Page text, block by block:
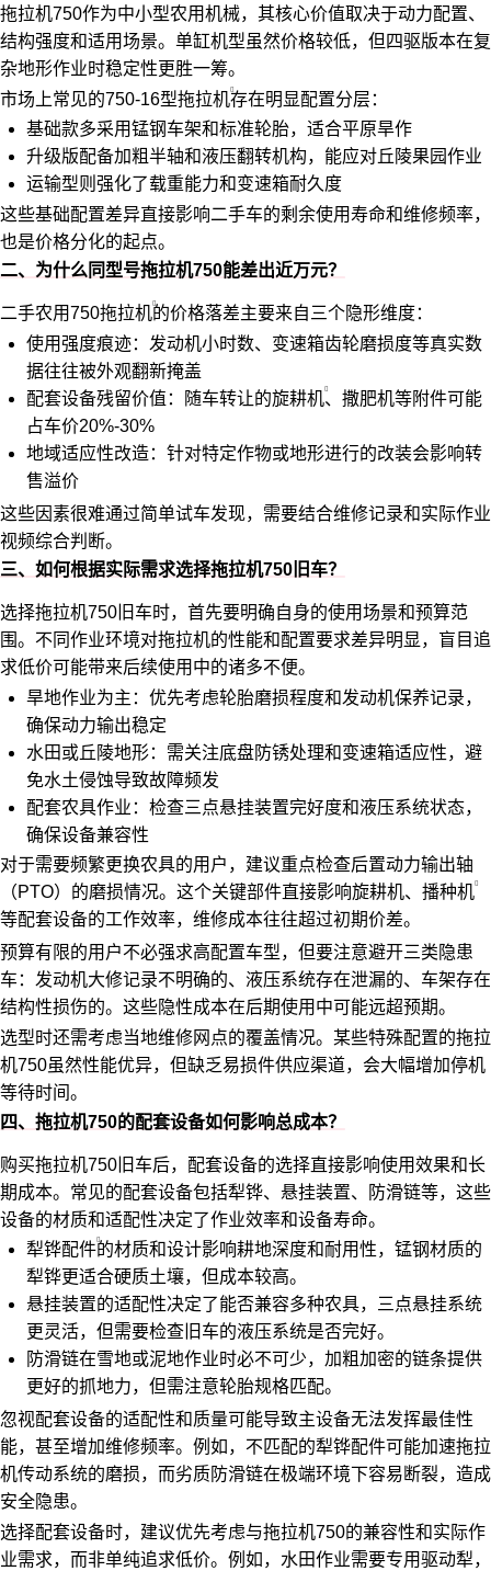
拖拉机750作为中小型农用机械，其核心价值取决于动力配置、
结构强度和适用场景。单缸机型虽然价格较低，但四驱版本在复
杂地形作业时稳定性更胜一筹。
市场上常见的750-16型拖拉机存在明显配置分层：
基础款多采用锰钢车架和标准轮胎，适合平原旱作
升级版配备加粗半轴和液压翻转机构，能应对丘陵果园作业
运输型则强化了载重能力和变速箱耐久度
这些基础配置差异直接影响二手车的剩余使用寿命和维修频率，
也是价格分化的起点。
二、为什么同型号拖拉机750能差出近万元？
二手农用750拖拉机的价格落差主要来自三个隐形维度：
使用强度痕迹：发动机小时数、变速箱齿轮磨损度等真实数
据往往被外观翻新掩盖
配套设备残留价值：随车转让的旋耕机、撒肥机等附件可能
占车价20%-30%
地域适应性改造：针对特定作物或地形进行的改装会影响转
售溢价
这些因素很难通过简单试车发现，需要结合维修记录和实际作业
视频综合判断。
三、如何根据实际需求选择拖拉机750旧车？
选择拖拉机750旧车时，首先要明确自身的使用场景和预算范
围。不同作业环境对拖拉机的性能和配置要求差异明显，盲目追
求低价可能带来后续使用中的诸多不便。
旱地作业为主：优先考虑轮胎磨损程度和发动机保养记录，
确保动力输出稳定
水田或丘陵地形：需关注底盘防锈处理和变速箱适应性，避
免水土侵蚀导致故障频发
配套农具作业：检查三点悬挂装置完好度和液压系统状态，
确保设备兼容性
对于需要频繁更换农具的用户，建议重点检查后置动力输出轴
（PTO）的磨损情况。这个关键部件直接影响旋耕机、 播种机
等配套设备的工作效率，维修成本往往超过初期价差。
预算有限的用户不必强求高配置车型，但要注意避开三类隐患
车：发动机大修记录不明确的、液压系统存在泄漏的、车架存在
结构性损伤的。这些隐性成本在后期使用中可能远超预期。
选型时还需考虑当地维修网点的覆盖情况。某些特殊配置的拖拉
机750虽然性能优异，但缺乏易损件供应渠道，会大幅增加停机
等待时间。
四、拖拉机750的配套设备如何影响总成本？
购买拖拉机750旧车后，配套设备的选择直接影响使用效果和长
期成本。常见的配套设备包括犁铧、悬挂装置、防滑链等，这些
设备的材质和适配性决定了作业效率和设备寿命。
犁铧配件的材质和设计影响耕地深度和耐用性，锰钢材质的
犁铧更适合硬质土壤，但成本较高。
悬挂装置的适配性决定了能否兼容多种农具，三点悬挂系统
更灵活，但需要检查旧车的液压系统是否完好。
防滑链在雪地或泥地作业时必不可少，加粗加密的链条提供
更好的抓地力，但需注意轮胎规格匹配。
忽视配套设备的适配性和质量可能导致主设备无法发挥最佳性
能，甚至增加维修频率。例如，不匹配的犁铧配件可能加速拖拉
机传动系统的磨损，而劣质防滑链在极端环境下容易断裂，造成
安全隐患。
选择配套设备时，建议优先考虑与拖拉机750的兼容性和实际作
业需求，而非单纯追求低价。例如，水田作业需要专用驱动犁，